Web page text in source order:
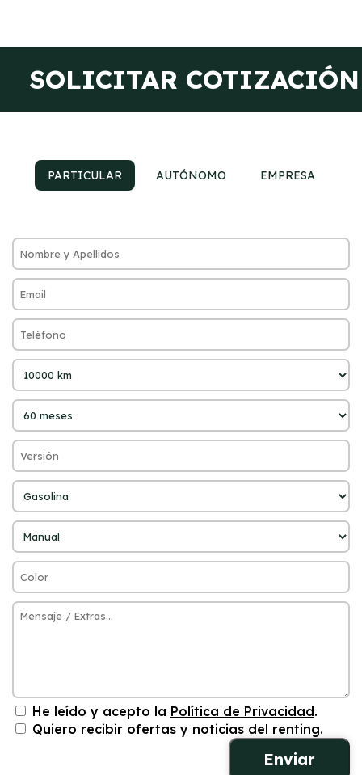
SOLICITAR COTIZACIÓN
PARTICULAR AUTÓNOMO EMPRESA
He leído y acepto la Política de Privacidad.
Quiero recibir ofertas y noticias del renting.